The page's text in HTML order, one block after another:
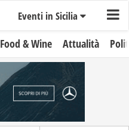
Eventi in Sicilia
Food & Wine Attualità